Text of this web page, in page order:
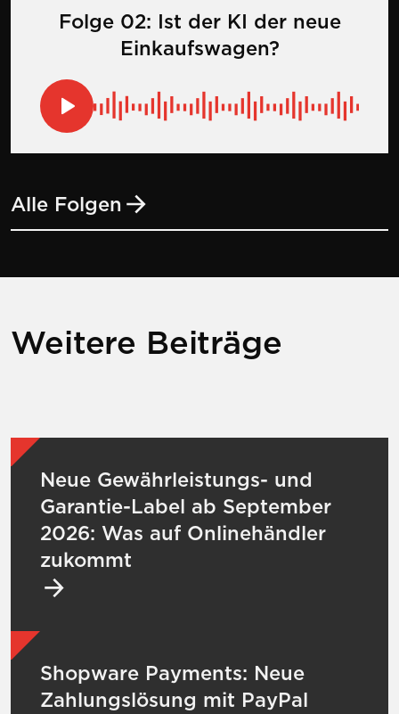
Folge 02: Ist der KI der neue
Einkaufswagen?
Alle Folgen
Weitere Beiträge
Neue Gewährleistungs- und
Garantie-Label ab September
2026: Was auf Onlinehändler
zukommt
Mehr zu Neue Gewährleistungs- und
Shopware Payments: Neue
Zahlungslösung mit PayPal
Mehr zu Shopware Payments: Neue